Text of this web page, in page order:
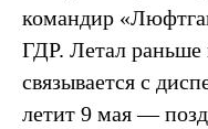
командир
ГДР. Летал
связывается с
летит 9 мая —